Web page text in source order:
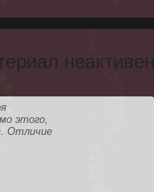
неактивен
этого,
Отличие